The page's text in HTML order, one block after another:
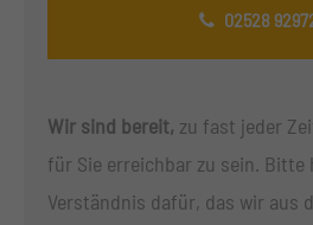
02528
Wir sind bereit, zu fast jeder
für Sie erreichbar zu sein. Bitte
Verständnis dafür, das wir aus